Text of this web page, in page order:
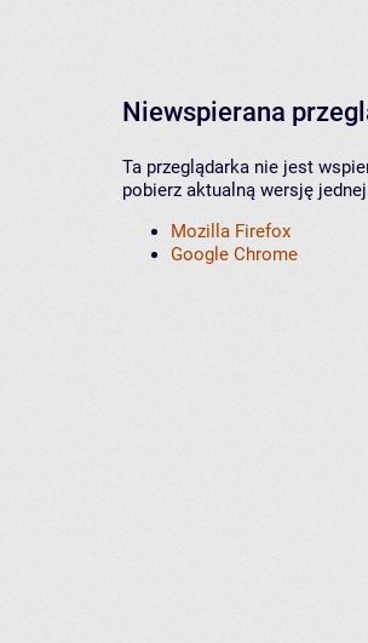
Niewspierana
Ta przeglądarka nie jest
pobierz aktualną wersję
Mozilla Firefox
Google Chrome